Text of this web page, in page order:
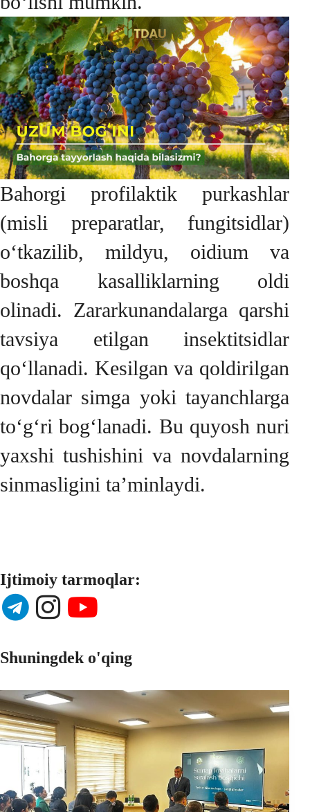
Bahorgi profilaktik purkashlar
(misli preparatlar, fungitsidlar)
o‘tkazilib, mildyu, oidium va
boshqa kasalliklarning oldi
olinadi. Zararkunandalarga qarshi
tavsiya etilgan insektitsidlar
qo‘llanadi. Kesilgan va qoldirilgan
novdalar simga yoki tayanchlarga
to‘g‘ri bog‘lanadi. Bu quyosh nuri
yaxshi tushishini va novdalarning
sinmasligini ta’minlaydi.
Ijtimoiy tarmoqlar:
Shuningdek o'qing